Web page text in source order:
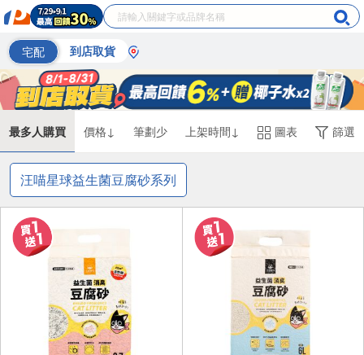
宅配 到店取貨
最多人購買 價格↓ 筆劃少 上架時間↓ 圖表 篩選
汪喵星球益生菌豆腐砂系列